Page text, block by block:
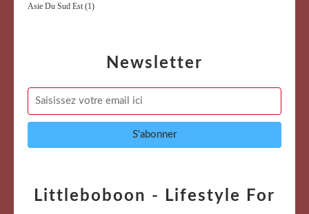
Newsletter
Asie Du Sud Est (1)
Littleboboon - Lifestyle For